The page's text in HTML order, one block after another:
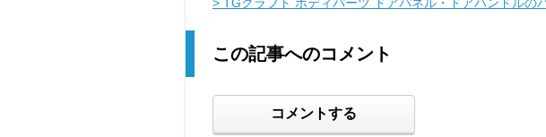
この記事へのコメント
コメントする